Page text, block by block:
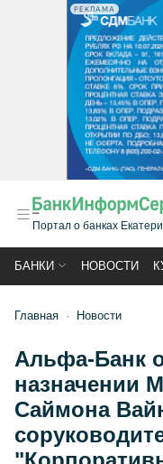
РЕКЛАМА
Портал о банках
БАНКИ НОВОСТИ
Главная Новости
Альфа-Банк
назначении
Саймона